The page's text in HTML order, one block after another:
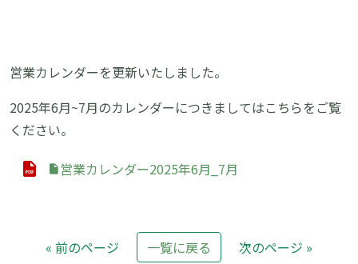
営業カレンダーを更新いたしました。
2025年6月~7月のカレンダーにつきましてはこちらをご覧
ください。
営業カレンダー2025年6月_7月
« 前のページ 一覧に戻る 次のページ »